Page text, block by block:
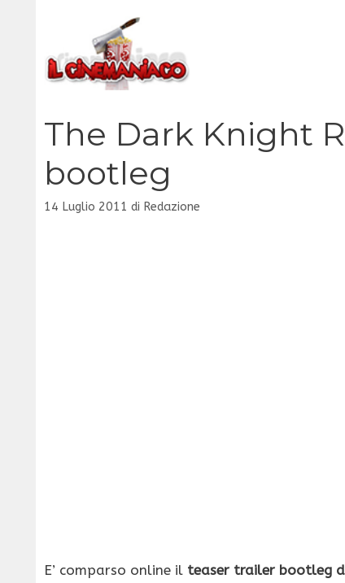
contenuto
The Dark Knight
bootleg
14 Luglio 2011 di Redazione
E’ comparso online il teaser trailer bootleg